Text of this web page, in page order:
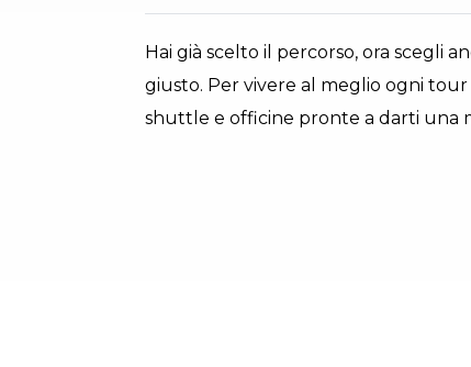
Hai già scelto il percorso, ora scegli
giusto. Per vivere al meglio ogni
shuttle e officine pronte a darti una